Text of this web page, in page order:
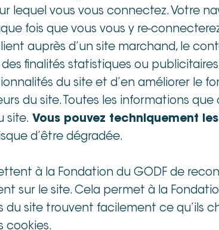
lequel vous vous connectez. Votre
fois que vous vous y re-
auprès d’un site marchand, le
finalités statistiques ou
du site et d’en améliorer le
du site. Toutes les informations
site. Vous pouvez techniquement
d’être dégradée.
à la Fondation du GODF de
sur le site. Cela permet à la
du site trouvent facilement ce qu’ils
cookies.